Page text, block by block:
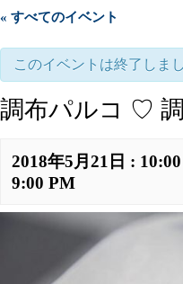
« すべてのイベント
このイベントは終了しまし
調布パルコ ♡
2018年5月21日 :
9:00 PM